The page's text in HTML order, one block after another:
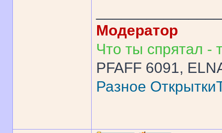
Модератор
Что ты спрятал -
PFAFF 6091,
Разное Открытки